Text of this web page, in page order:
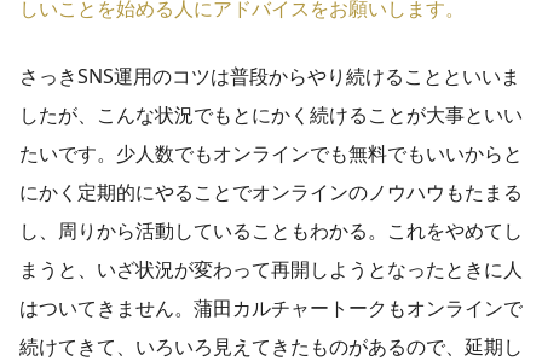
しいことを始める人にアドバイスをお願いします。
さっきSNS運用のコツは普段からやり続けることといいま
したが、こんな状況でもとにかく続けることが大事といい
たいです。少人数でもオンラインでも無料でもいいからと
にかく定期的にやることでオンラインのノウハウもたまる
し、周りから活動していることもわかる。これをやめてし
まうと、いざ状況が変わって再開しようとなったときに人
はついてきません。蒲田カルチャートークもオンラインで
続けてきて、いろいろ見えてきたものがあるので、延期し